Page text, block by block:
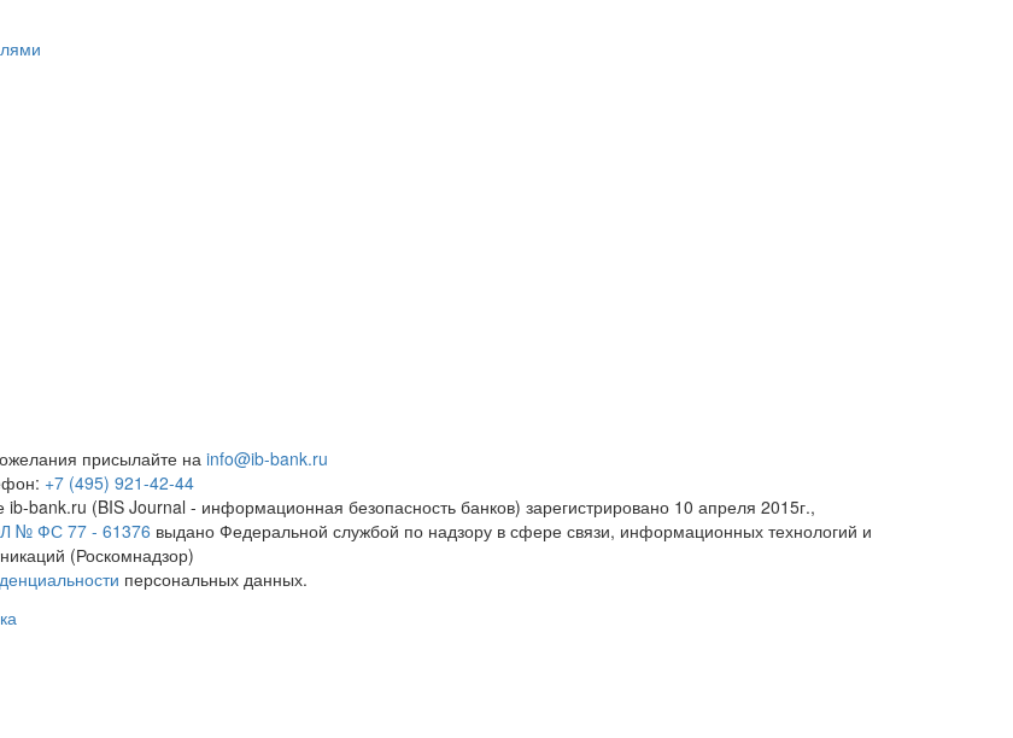
присылайте наinfo@ib-bank.ru
+7 (495) 921-42-44
ib-bank.ru (BIS Journal - информационная безопасность банков) зарегистрировано 10 апреля 2015г.,
№ ФС 77 - 61376 выдано Федеральной службой по надзору в сфере связи, информационных технологий и
(Роскомнадзор)
персональных данных.